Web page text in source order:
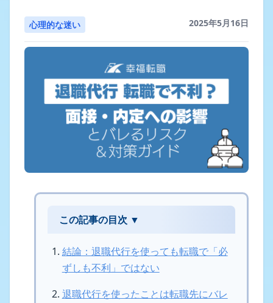
心理的な迷い 2025年5月16日
この記事の目次 ▼
結論：退職代行を使っても転職で「必
ずしも不利」ではない
退職代行を使ったことは転職先にバレ